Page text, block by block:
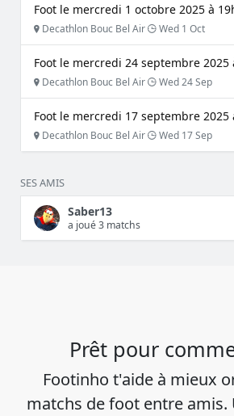
Foot le mercredi 1 octobre 2025 à
Decathlon Bouc Bel Air Wed 1 Oct
Foot le mercredi 24 septembre 2025
Decathlon Bouc Bel Air Wed 24 Sep
Foot le mercredi 17 septembre 2025
Decathlon Bouc Bel Air Wed 17 Sep
SES AMIS
Saber13
a joué 3 matchs
Prêt pour
Footinho t'aide à mieux
matchs de foot entre amis.